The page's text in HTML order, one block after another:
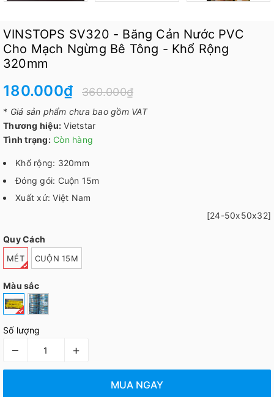
VINSTOPS SV320 - Băng Cản Nước PVC
Cho Mạch Ngừng Bê Tông - Khổ Rộng
320mm
180.000₫ 360.000₫
* Giá sản phẩm chưa bao gồm VAT
Thương hiệu: Vietstar
Tình trạng: Còn hàng
Khổ rộng: 320mm
Đóng gói: Cuộn 15m
Xuất xứ: Việt Nam
[24-50x50x32]
Quy Cách
MÉT CUỘN 15M
Màu sắc
Số lượng
– +
MUA NGAY